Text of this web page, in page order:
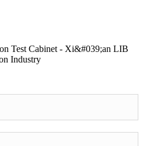
Test Cabinet - Xi&#039;an LIB
Industry